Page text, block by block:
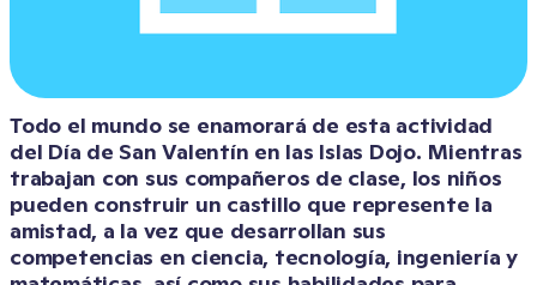
Todo el mundo se enamorará de esta actividad
del Día de San Valentín en las Islas Dojo. Mientras
trabajan con sus compañeros de clase, los niños
pueden construir un castillo que represente la
amistad, a la vez que desarrollan sus
competencias en ciencia, tecnología, ingeniería y